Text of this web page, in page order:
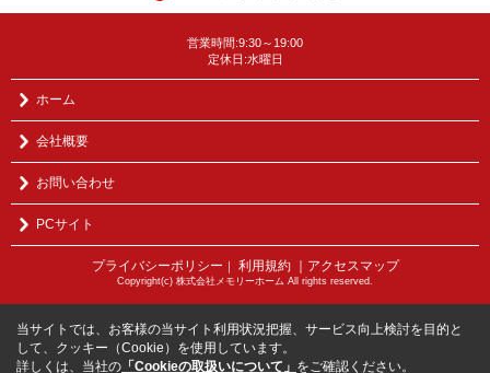
営業時間:9:30～19:00
定休日:水曜日
ホーム
会社概要
お問い合わせ
PCサイト
プライバシーポリシー ｜ 利用規約 ｜アクセスマップ
Copyright(c) 株式会社メモリーホーム All rights reserved.
当サイトでは、お客様の当サイト利用状況把握、サービス向上検討を目的と
して、クッキー（Cookie）を使用しています。
詳しくは、当社の 「Cookieの取扱いについて」 をご確認ください。